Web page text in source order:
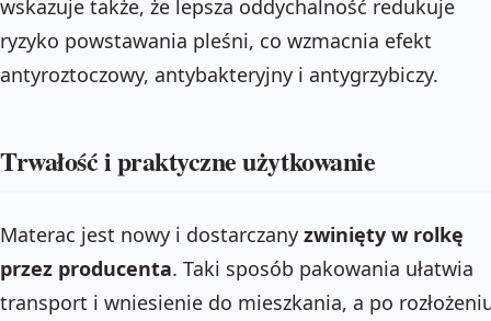
wskazuje także, że lepsza oddychalność redukuje
ryzyko powstawania pleśni, co wzmacnia efekt
antyroztoczowy, antybakteryjny i antygrzybiczy.
Trwałość i praktyczne użytkowanie
Materac jest nowy i dostarczany zwinięty w rolkę
przez producenta. Taki sposób pakowania ułatwia
transport i wniesienie do mieszkania, a po